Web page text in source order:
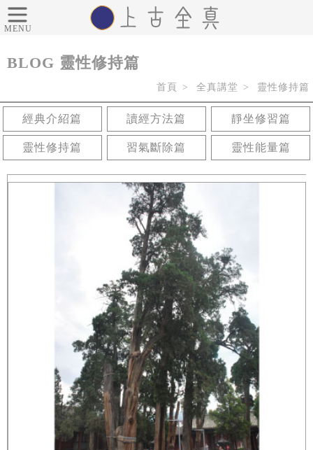
MENU
BLOG 靈性修持篇
首頁 全真講堂 靈性修持篇
經典介紹篇 讀經方法篇 靜坐修習篇
靈性修持篇 習氣斷除篇 靈性能量篇